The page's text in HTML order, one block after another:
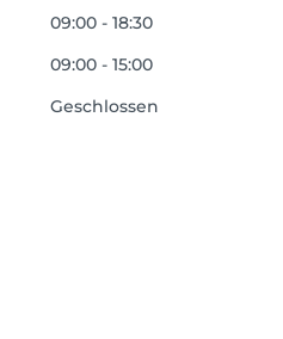
09:00 - 18:30
09:00 - 15:00
Geschlossen